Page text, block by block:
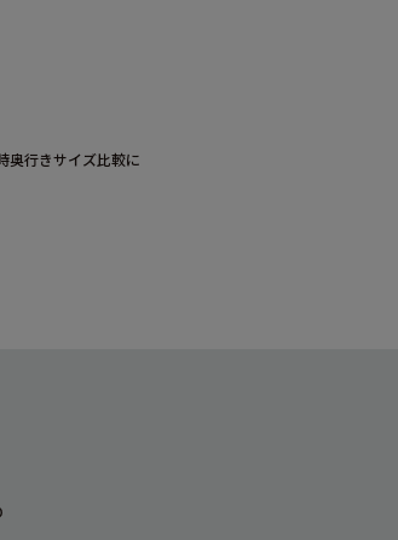
奥行きサイズ比較に